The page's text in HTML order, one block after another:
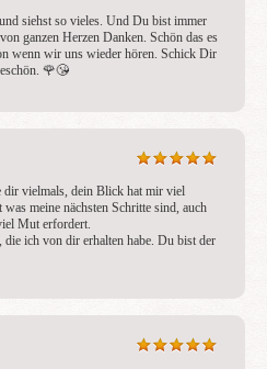
siehst so vieles. Und Du bist immer
ganzen Herzen Danken. Schön das es
wenn wir uns wieder hören. Schick Dir
🌹😘
vielmals, dein Blick hat mir viel
meine nächsten Schritte sind, auch
Mut erfordert.
ich von dir erhalten habe. Du bist der